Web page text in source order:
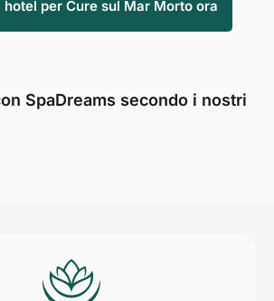
per Cure sul Mar Morto ora
SpaDreams secondo i nostri